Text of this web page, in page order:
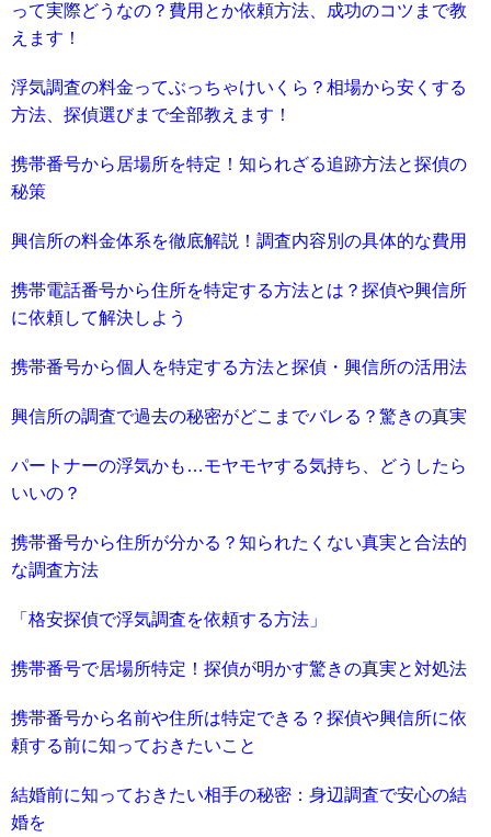
って実際どうなの？費用とか依頼方法、成功のコツまで教
えます！
浮気調査の料金ってぶっちゃけいくら？相場から安くする
方法、探偵選びまで全部教えます！
携帯番号から居場所を特定！知られざる追跡方法と探偵の
秘策
興信所の料金体系を徹底解説！調査内容別の具体的な費用
携帯電話番号から住所を特定する方法とは？探偵や興信所
に依頼して解決しよう
携帯番号から個人を特定する方法と探偵・興信所の活用法
興信所の調査で過去の秘密がどこまでバレる？驚きの真実
パートナーの浮気かも…モヤモヤする気持ち、どうしたら
いいの？
携帯番号から住所が分かる？知られたくない真実と合法的
な調査方法
「格安探偵で浮気調査を依頼する方法」
携帯番号で居場所特定！探偵が明かす驚きの真実と対処法
携帯番号から名前や住所は特定できる？探偵や興信所に依
頼する前に知っておきたいこと
結婚前に知っておきたい相手の秘密：身辺調査で安心の結
婚を